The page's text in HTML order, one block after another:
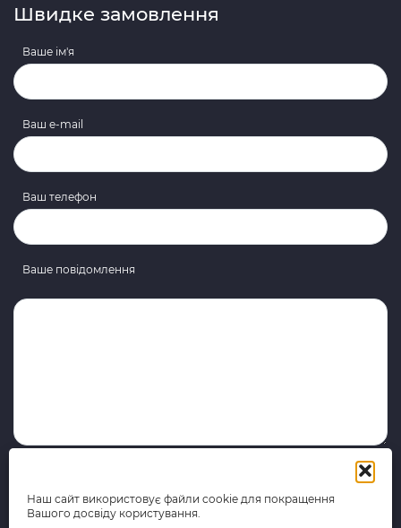
Наш сайт використовує файли cookie для покращення
Вашого досвіду користування.
Швидке замовлення
Ваше ім'я
Ваш e-mail
Ваш телефон
Ваше повідомлення